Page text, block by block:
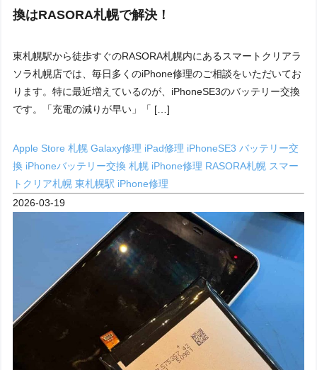
換はRASORA札幌で解決！
東札幌駅から徒歩すぐのRASORA札幌内にあるスマートクリアラ
ソラ札幌店では、毎日多くのiPhone修理のご相談をいただいてお
ります。特に最近増えているのが、iPhoneSE3のバッテリー交換
です。「充電の減りが早い」「 […]
Apple Store 札幌Galaxy修理 iPad修理 iPhoneSE3 バッテリー交
換 iPhoneバッテリー交換 札幌 iPhone修理 RASORA札幌 スマー
トクリア札幌東札幌駅 iPhone修理
2026-03-19